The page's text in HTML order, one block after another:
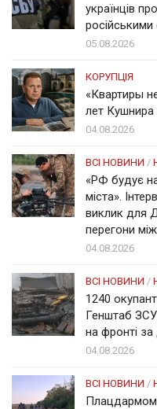
українців
05.08.2026
КОРУПЦІЯ
«Квартиры
лет Кушнира
04.08.2026
ВСІ НОВИНИ /
«РФ будує на
міста».
виклик для
перегони
04.08.2026
ВСІ НОВИНИ /
1240
Генштаб ЗСУ
на фронті
04.08.2026
ВСІ НОВИНИ /
Плацдармом